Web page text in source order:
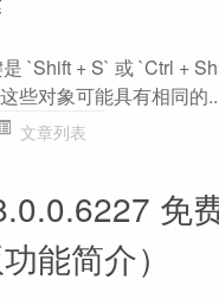
`Shift + S` 或 `Ctrl +
些对象可能具有相同的
文章列表
免
能简介）